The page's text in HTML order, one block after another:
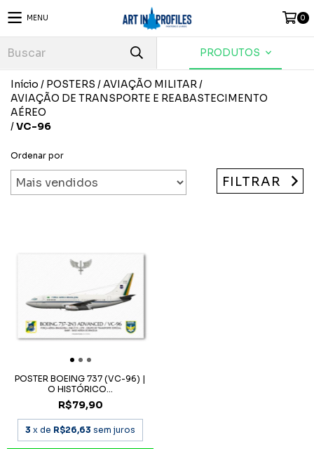
MENU 0
PRODUTOS
Início / POSTERS /AVIAÇÃO MILITAR/
AVIAÇÃO DE TRANSPORTE E REABASTECIMENTO
AÉREO
/VC-96
Ordenar por
FILTRAR
POSTER BOEING 737 (VC-96) |
O HISTÓRICO...
R$79,90
3 x de R$26,63 sem juros